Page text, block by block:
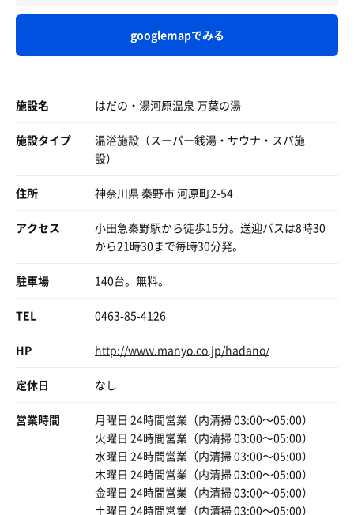
オートロウリュ🪨
2分前に4段目スタンバイ😎
「過激だぞ…」とビクビクしながら待っていると
この演出、嫌いじゃない😈
1分ごとに注水×3回
合計約3〜4分間‼️
いやぁ〜普通に熱い🥵🔥
しっかりあまみ出現🤗
1時間ごとなので
水風呂→外気浴→露天風呂
なぜか4段目に来る人がいない😂笑
今回も同じく3回注水で終了
ライトが消えた後も
2分ほど蒸されてから水風呂へ🧖‍♂️💦
最初はキツかったけど
だんだん慣れてくるのが怖い😚
17:00で最後に
始まった！！！
目を閉じて感じるイズネス様の熱。
ザバーンジュワー…。聴こえる石の鳴く音。
気がついたら10分経っていた。
なんだかとっても気持ち良いではないか！！
次は最上段行けるかも！
甘かった。🥹
2発目終わりで一段目に引きずり降ろされた。
かまいたちに襲われてるんじゃないかってくらい
バスタオルからはみ出た皮膚が痛い笑🔪😵💥
る的な狙われ感。
4分限界レスキュー！水風呂GO！GO〜！！！楽🎶
2回目も挑戦したけどやはり最上段完走ならず、無念。
私とってもきにいった😄♨️
塩サウナは特別なグレープフルーツの塩で
もったりしたとろとろのお塩🍋
こちらも癒されたぁ🧖‍♀️✨️
外のととのいリクライニングは１個しかなかったけど
この回は オートロウリュ+ロウリュ+氷 と
ジャバジャバと💧
両手でクルクル🌀と、、
山賊スタイル🧤？？笑👹😈
あ〜やばいな〜、、退室するか？必死に戦い🔥
何とか最後？までなんとか、、
やっぱり！この回は激熱々です😱😈
今日は偶然いけましたが、次回はどうなるか？笑
笑顔で見送るスタッフHさんを通り過ぎて
水風呂に氷🧊を注いでいただき至福感💕
はるきさんのイベント、激アツです💯👍🔥😱
1段目に人がいないので、風が下から仰がれるのが、、激
熱さ増し増しでした😨🔥🔥🔥
今日もフロントで、スタッフHさんが、
「みなさんに笑顔を見せるのが楽しみできていま〜す！
googlemapでみる
施設名 はだの・湯河原温泉 万葉の湯
施設タイプ
温浴施設（スーパー銭湯・サウナ・スパ施
設）
住所 神奈川県 秦野市 河原町2-54
アクセス
小田急秦野駅から徒歩15分。送迎バスは8時30
から21時30まで毎時30分発。
駐車場 140台。無料。
TEL 0463-85-4126
HP http://www.manyo.co.jp/hadano/
定休日 なし
営業時間
月曜日 24時間営業（内清掃 03:00〜05:00）
火曜日 24時間営業（内清掃 03:00〜05:00）
水曜日 24時間営業（内清掃 03:00〜05:00）
木曜日 24時間営業（内清掃 03:00〜05:00）
金曜日 24時間営業（内清掃 03:00〜05:00）
土曜日 24時間営業（内清掃 03:00〜05:00）